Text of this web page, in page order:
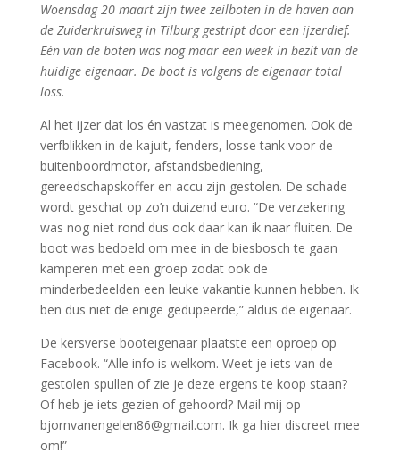
Woensdag 20 maart zijn twee zeilboten in de haven aan
de Zuiderkruisweg in Tilburg gestript door een ijzerdief.
Eén van de boten was nog maar een week in bezit van de
huidige eigenaar. De boot is volgens de eigenaar total
loss.
Al het ijzer dat los én vastzat is meegenomen. Ook de
verfblikken in de kajuit, fenders, losse tank voor de
buitenboordmotor, afstandsbediening,
gereedschapskoffer en accu zijn gestolen. De schade
wordt geschat op zo’n duizend euro. “De verzekering
was nog niet rond dus ook daar kan ik naar fluiten. De
boot was bedoeld om mee in de biesbosch te gaan
kamperen met een groep zodat ookde
minderbedeelden een leuke vakantie kunnen hebben. Ik
ben dus niet de enige gedupeerde,” aldus de eigenaar.
De kersverse booteigenaar plaatste een oproep op
Facebook. “Alle info is welkom. Weet je iets van de
gestolen spullen of zie je deze ergens te koop staan?
Of heb je iets gezien of gehoord? Mail mij op
bjornvanengelen86@gmail.com. Ik ga hier discreet mee
om!”